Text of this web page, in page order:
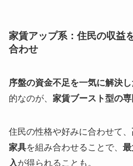
家賃アップ系：住民の収益
合わせ
序盤の資金不足を一気に解決
的なのが、 家賃ブースト型の
住民の性格や好みに合わせて、
家具を組み合わせることで、
入が得られることも。